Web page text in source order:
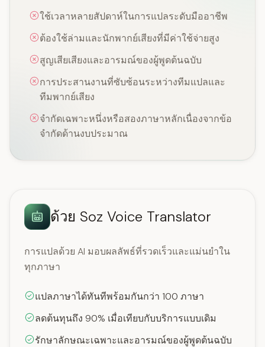
ใช้เวลาหลายสัปดาห์ในการแปลระดับมืออาชีพ
ต้องใช้ล่ามและนักพากย์เสียงที่มีค่าใช้จ่ายสูง
สูญเสียเสียงและอารมณ์ของผู้พูดต้นฉบับ
การประสานงานที่ซับซ้อนระหว่างทีมแปลและ
ทีมพากย์เสียง
จำกัดเฉพาะหนึ่งหรือสองภาษาหลักเนื่องจากข้อ
จำกัดด้านงบประมาณ
ด้วย Soz Voice Translator
การแปลด้วย AI มอบผลลัพธ์ที่รวดเร็วและแม่นยำใน
ทุกภาษา
แปลภาษาได้ทันทีพร้อมกันกว่า 100 ภาษา
ลดต้นทุนถึง 90% เมื่อเทียบกับบริการแบบเดิม
รักษาลักษณะเฉพาะและอารมณ์ของผู้พูดต้นฉบับ